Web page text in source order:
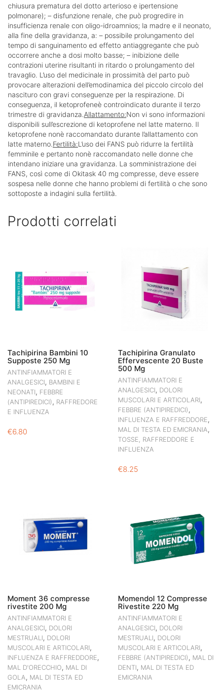
chiusura prematura del dotto arterioso e ipertensione
polmonare); – disfunzione renale, che può progredire in
insufficienza renale con oligo-idroamnios; la madre e il neonato,
alla fine della gravidanza, a: – possibile prolungamento del
tempo di sanguinamento ed effetto antiaggregante che può
occorrere anche a dosi molto basse; – inibizione delle
contrazioni uterine risultanti in ritardo o prolungamento del
travaglio. L’uso del medicinale in prossimità del parto può
provocare alterazioni dell’emodinamica del piccolo circolo del
nascituro con gravi conseguenze per la respirazione. Di
conseguenza, il ketoprofeneè controindicato durante il terzo
trimestre di gravidanza.Allattamento:Non vi sono informazioni
disponibili sull’escrezione di ketoprofene nel latte materno. Il
ketoprofene nonè raccomandato durante l’allattamento con
latte materno.Fertilità:L’uso dei FANS può ridurre la fertilità
femminile e pertanto nonè raccomandato nelle donne che
intendano iniziare una gravidanza. La somministrazione dei
FANS, così come di Okitask 40 mg compresse, deve essere
sospesa nelle donne che hanno problemi di fertilità o che sono
sottoposte a indagini sulla fertilità.
Prodotti correlati
Tachipirina Bambini 10
Supposte 250 Mg
ANTINFIAMMATORI E
ANALGESICI, BAMBINI E
NEONATI, FEBBRE
(ANTIPIREDICI), RAFFREDORE
E INFLUENZA
€6.80
Tachipirina Granulato
Effervescente 20 Buste
500 Mg
ANTINFIAMMATORI E
ANALGESICI, DOLORI
MUSCOLARI E ARTICOLARI,
FEBBRE (ANTIPIREDICI),
INFLUENZA E RAFFREDDORE,
MAL DI TESTA ED EMICRANIA,
TOSSE, RAFFREDDORE E
INFLUENZA
€8.25
Moment 36 compresse
rivestite 200 Mg
ANTINFIAMMATORI E
ANALGESICI, DOLORI
MESTRUALI, DOLORI
MUSCOLARI E ARTICOLARI,
INFLUENZA E RAFFREDDORE,
MAL D'ORECCHIO, MAL DI
GOLA, MAL DI TESTA ED
EMICRANIA
Momendol 12 Compresse
Rivestite 220 Mg
ANTINFIAMMATORI E
ANALGESICI, DOLORI
MESTRUALI, DOLORI
MUSCOLARI E ARTICOLARI,
FEBBRE (ANTIPIREDICI), MAL DI
DENTI, MAL DI TESTA ED
EMICRANIA